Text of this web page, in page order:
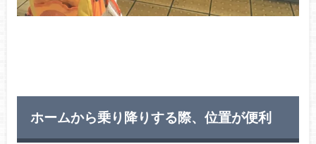
ホームから乗り降りする際、位置が便利